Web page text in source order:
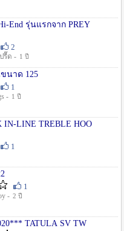
End รุ่นแรกจาก PREY
2
รื๊ด - 1 ปี
นาด 125
1
- 1 ปี
IN-LINE TREBLE HOO
1
1
- 2 ปี
***NEW DAIWA 2020*** TATULA SV TW